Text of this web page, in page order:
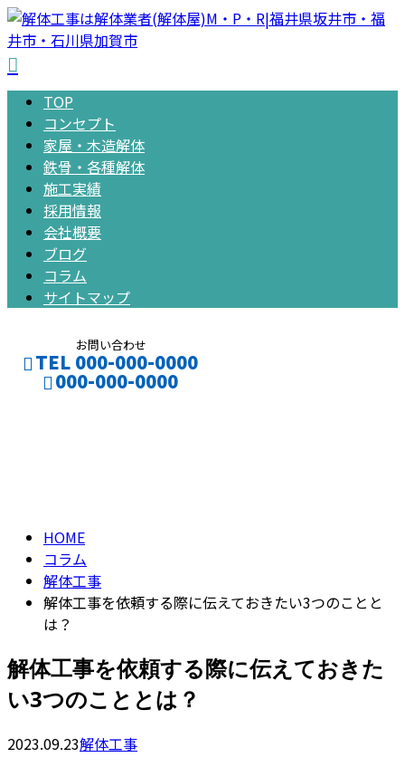
TOP
コンセプト
家屋・木造解体
鉄骨・各種解体
施工実績
採用情報
会社概要
ブログ
コラム
サイトマップ
お問い合わせ
TEL 000-000-0000
000-000-0000
HOME
コラム
解体工事
解体工事を依頼する際に伝えておきたい3つのことと
は？
解体工事を依頼する際に伝えておきた
い3つのこととは？
2023.09.23解体工事